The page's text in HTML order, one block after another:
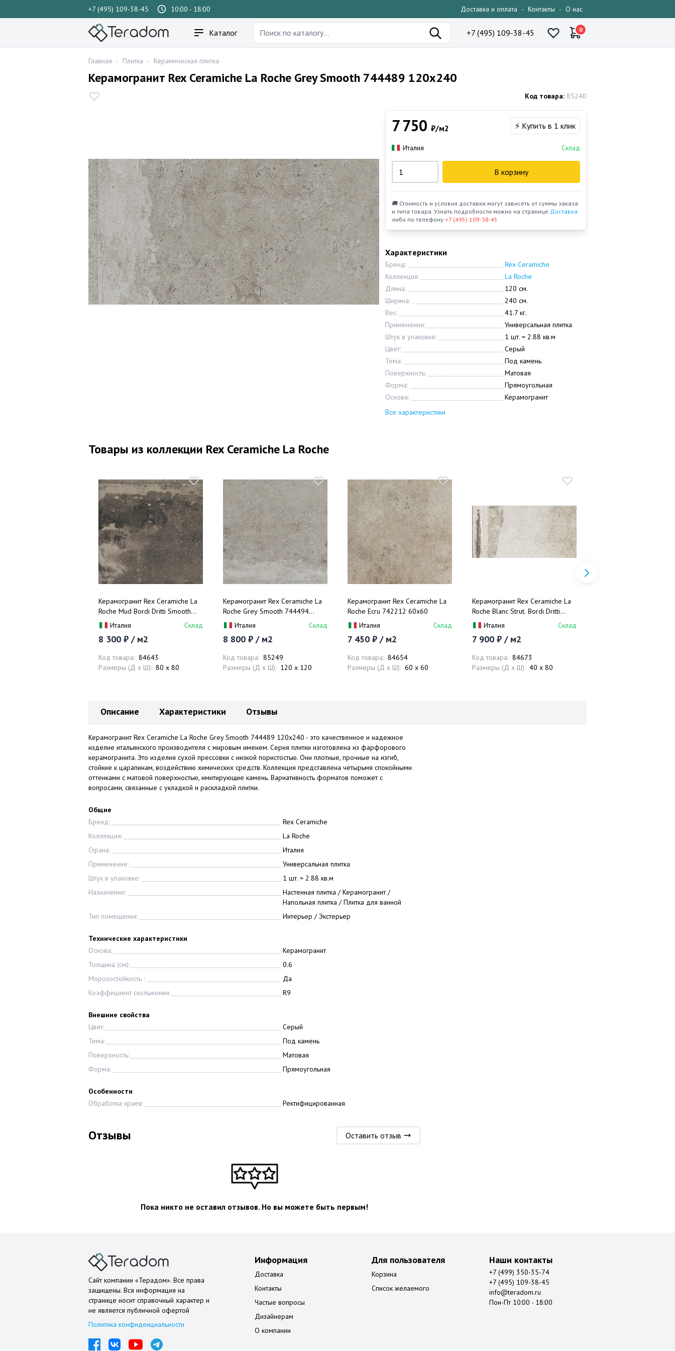
+7 (495) 109-38-45 10:00 - 18:00 Доставка и оплата - Контакты - О нас
Каталог +7 (495) 109-38-45 0
Главная - Плитка - Керамическая плитка
Керамогранит Rex Ceramiche La Roche Grey Smooth 744489 120x240
Код товара: 85240
Характеристики
Бренд:
Rex Ceramiche
Коллекция:
La Roche
Длина:
120 см.
Ширина:
240 см.
Вес:
41.7 кг.
Применение:
Универсальная плитка
Штук в упаковке:
1 шт. = 2.88 кв.м
Цвет:
Серый
Тема:
Под камень
Поверхность:
Матовая
Форма:
Прямоугольная
Основа:
Керамогранит
Все характеристики
7 750 ₽/м2 ⚡ Купить в 1 клик
Италия Склад
В корзину
🚚 Стоимость и условия доставки могут зависеть от суммы заказа
и типа товара. Узнать подробности можно на странице Доставка
либо по телефону +7 (495) 109-38-45
Товары из коллекции Rex Ceramiche La Roche
Керамогранит Rex Ceramiche La
Roche Mud Bordi Dritti Smooth
742713 80x80
Италия Склад
8 300 ₽ / м2
Код товара: 84643
Размеры (Д x Ш): 80 x 80
Керамогранит Rex Ceramiche La
Roche Grey Smooth 744494
120x120
Италия Склад
8 800 ₽ / м2
Код товара: 85249
Размеры (Д x Ш): 120 x 120
Керамогранит Rex Ceramiche La
Roche Ecru 742212 60x60
Италия
Склад
7 450 ₽ / м2
Код товара: 84654
Размеры (Д x Ш): 60 x 60
Керамогранит Rex Ceramiche La
Roche Blanc Strut. Bordi Dritti
742714 40x80
Италия Склад
7 900 ₽ / м2
Код товара: 84673
Размеры (Д x Ш): 40 x 80
Описание Характеристики Отзывы
Керамогранит Rex Ceramiche La Roche Grey Smooth 744489 120x240 - это качественное и надежное
изделие итальянского производителя с мировым именем. Серия плитки изготовлена из фарфорового
керамогранита. Это изделия сухой прессовки с низкой пористостью. Они плотные, прочные на изгиб,
стойкие к царапинам, воздействию химических средств. Коллекция представлена четырьмя спокойными
оттенками с матовой поверхностью, имитирующие камень. Вариативность форматов поможет с
вопросами, связанные с укладкой и раскладкой плитки.
Общие
Бренд:
Rex Ceramiche
Коллекция:
La Roche
Страна:
Италия
Применение:
Универсальная плитка
Штук в упаковке:
1 шт. = 2.88 кв.м
Назначение:
Настенная плитка / Керамогранит /
Напольная плитка / Плитка для ванной
Тип помещения:
Интерьер / Экстерьер
Технические характеристики
Основа:
Керамогранит
Толщина (см):
0.6
Морозостойкость :
Да
Коэффициент скольжения:
R9
Внешние свойства
Цвет:
Серый
Тема:
Под камень
Поверхность:
Матовая
Форма:
Прямоугольная
Особенности
Обработка краев:
Ректифицированная
Отзывы Оставить отзыв
Пока никто не оставил отзывов. Но вы можете быть первым!
Сайт компании «Терадом». Все права
защищены. Вся информация на
странице носит справочный характер и
не является публичной офертой
Политика конфиденциальности
Информация
Доставка
Контакты
Частые вопросы
Дизайнерам
О компании
Для пользователя
Корзина
Список желаемого
Наши контакты
+7 (499) 350-35-74
+7 (495) 109-38-45
info@teradom.ru
Пон-Пт 10:00 - 18:00